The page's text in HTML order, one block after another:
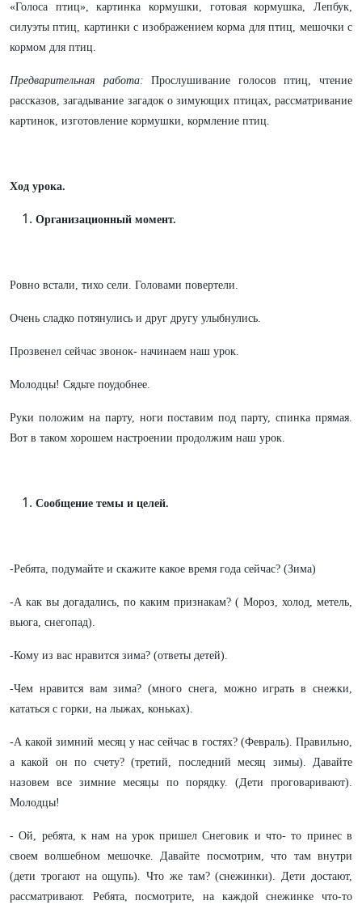
«Голоса птиц», картинка кормушки, готовая кормушка, Лепбук,
силуэты птиц, картинки с изображением корма для птиц, мешочки с
кормом для птиц.
Предварительная работа:
Прослушивание голосов птиц, чтение
рассказов, загадывание загадок о зимующих птицах, рассматривание
картинок, изготовление кормушки, кормление птиц.
Ход урока.
Организационный момент.
Ровно встали, тихо сели. Головами повертели.
Очень сладко потянулись и друг другу улыбнулись.
Прозвенел сейчас звонок- начинаем наш урок.
Молодцы! Сядьте поудобнее.
Руки положим на парту, ноги поставим под парту, спинка прямая.
Вот в таком хорошем настроении продолжим наш урок.
Сообщение темы и целей.
-Ребята, подумайте и скажите какое время года сейчас? (Зима)
-А как вы догадались, по каким признакам? ( Мороз, холод, метель,
вьюга, снегопад).
-Кому из вас нравится зима? (ответы детей).
-Чем нравится вам зима? (много снега, можно играть в снежки,
кататься с горки, на лыжах, коньках).
-А какой зимний месяц у нас сейчас в гостях? (Февраль). Правильно,
а какой он по счету? (третий, последний месяц зимы). Давайте
назовем все зимние месяцы по порядку. (Дети проговаривают).
Молодцы!
- Ой, ребята, к нам на урок пришел Снеговик и что- то принес в
своем волшебном мешочке. Давайте посмотрим, что там внутри
(дети трогают на ощупь). Что же там? (снежинки). Дети достают,
рассматривают. Ребята, посмотрите, на каждой снежинке что-то